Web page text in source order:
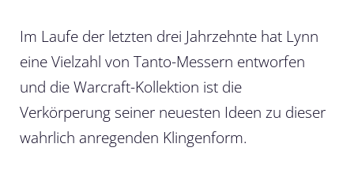
Im Laufe der letzten drei Jahrzehnte hat Lynn
eine Vielzahl von Tanto-Messern entworfen
und die Warcraft-Kollektion ist die
Verkörperung seiner neuesten Ideen zu dieser
wahrlich anregenden Klingenform.